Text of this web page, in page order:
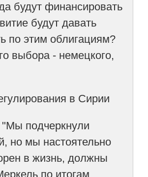
будут финансировать
будут давать
по этим облигациям?
выбора - немецкого,
в Сирии
"Мы подчеркнули
но мы настоятельно
в жизнь, должны
по итогам